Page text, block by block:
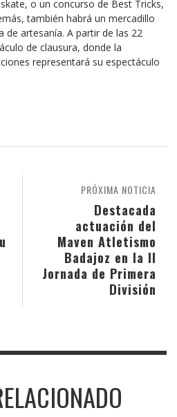
o un concurso de Best Tricks,
también habrá un mercadillo
de artesanía. A partir de las 22
de clausura, donde la
representará su espectáculo
PRÓXIMA NOTICIA
Destacada
actuación del
Maven Atletismo
Badajoz en la II
Jornada de Primera
División